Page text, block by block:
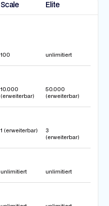
Scale Elite
100 unlimitiert
10.000
(erweiterbar)
50.000
(erweiterbar)
1 (erweiterbar)
3
(erweiterbar)
unlimitiert unlimitiert